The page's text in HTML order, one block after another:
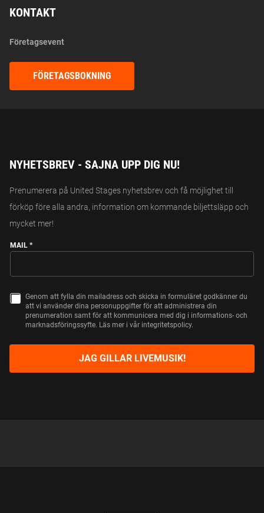
KONTAKT
Företagsevent
FÖRETAGSBOKNING
NYHETSBREV - SAJNA UPP DIG NU!
Prenumerera på United Stages nyhetsbrev och få möjlighet till
förköp före alla andra, information om kommande biljettsläpp och
mycket mer!
MAIL *
B
E
Genom att fylla din mailadress och skicka in formuläret godkänner du
att vi använder dina personuppgifter för att administrera din
prenumeration samt för att kommunicera med dig i informations- och
marknadsföringssyfte. Läs mer i vår integritetspolicy.
JAG GILLAR LIVEMUSIK!